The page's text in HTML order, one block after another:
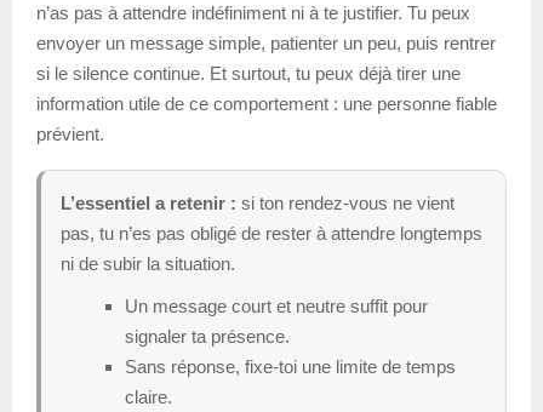
n’as pas à attendre indéfiniment ni à te justifier. Tu peux
envoyer un message simple, patienter un peu, puis rentrer
si le silence continue. Et surtout, tu peux déjà tirer une
information utile de ce comportement : une personne fiable
prévient.
L’essentiel a retenir : si ton rendez-vous ne vient
pas, tu n’es pas obligé de rester à attendre longtemps
ni de subir la situation.
Un message court et neutre suffit pour
signaler ta présence.
Sans réponse, fixe-toi une limite de temps
claire.